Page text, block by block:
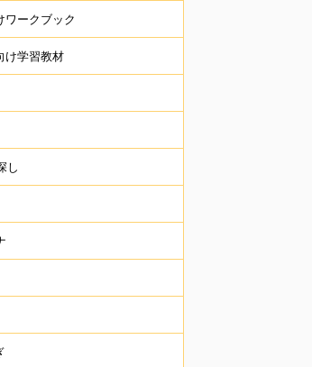
ワークブック
け学習教材
し